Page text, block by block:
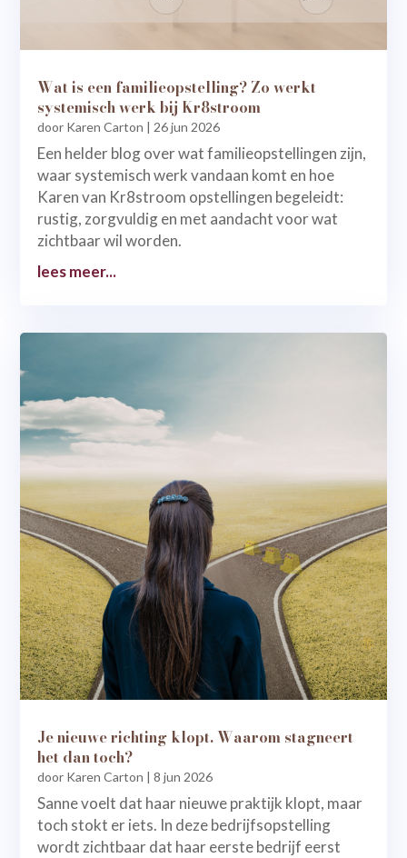
Wat is een familieopstelling? Zo werkt
systemisch werk bij Kr8stroom
door Karen Carton | 26 jun 2026
Een helder blog over wat familieopstellingen zijn,
waar systemisch werk vandaan komt en hoe
Karen van Kr8stroom opstellingen begeleidt:
rustig, zorgvuldig en met aandacht voor wat
zichtbaar wil worden.
lees meer...
Je nieuwe richting klopt. Waarom stagneert
het dan toch?
door Karen Carton |8 jun 2026
Sanne voelt dat haar nieuwe praktijk klopt, maar
toch stokt er iets. In deze bedrijfsopstelling
wordt zichtbaar dat haar eerste bedrijf eerst